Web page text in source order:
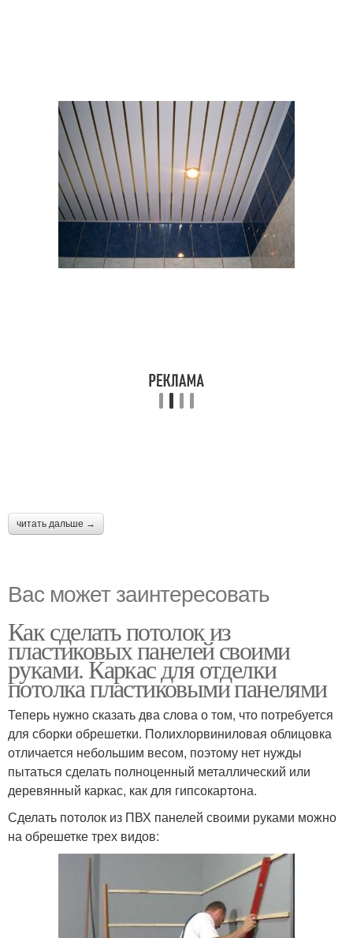
читать дальше →
Вас может заинтересовать
Как сделать потолок из
пластиковых панелей своими
руками. Каркас для отделки
потолка пластиковыми панелями
Теперь нужно сказать два слова о том, что потребуется
для сборки обрешетки. Полихлорвиниловая облицовка
отличается небольшим весом, поэтому нет нужды
пытаться сделать полноценный металлический или
деревянный каркас, как для гипсокартона.
Сделать потолок из ПВХ панелей своими руками можно
на обрешетке трех видов: